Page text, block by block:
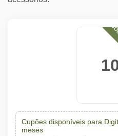
Cupões disponíveis para
meses